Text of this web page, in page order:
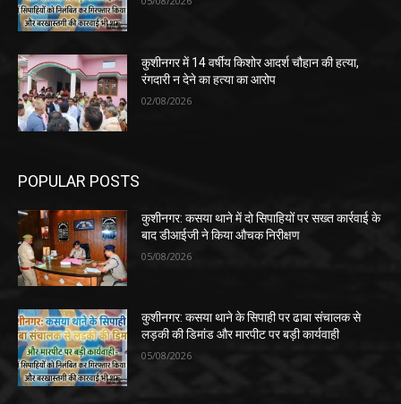
कुशीनगर में 14 वर्षीय किशोर आदर्श चौहान की हत्या,
रंगदारी न देने का हत्या का आरोप
02/08/2026
POPULAR POSTS
कुशीनगर: कसया थाने में दो सिपाहियों पर सख्त कार्रवाई के
बाद डीआईजी ने किया औचक निरीक्षण
05/08/2026
कुशीनगर: कसया थाने के सिपाही पर ढाबा संचालक से
लड़की की डिमांड और मारपीट पर बड़ी कार्यवाही
05/08/2026